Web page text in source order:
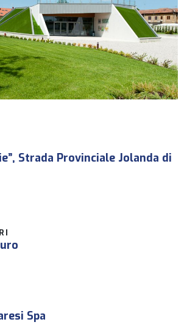
Strada Provinciale Jolanda di
Spa